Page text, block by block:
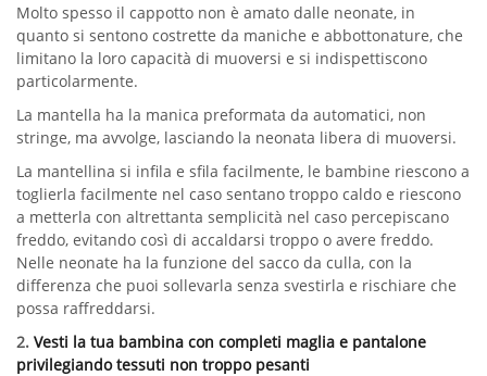
Molto spesso il cappotto non è amato dalle neonate, in
quanto si sentono costrette da maniche e abbottonature, che
limitano la loro capacità di muoversi e si indispettiscono
particolarmente.
La mantella ha la manica preformata da automatici, non
stringe, ma avvolge, lasciando la neonata libera di muoversi.
La mantellina si infila e sfila facilmente, le bambine riescono a
toglierla facilmente nel caso sentano troppo caldo e riescono
a metterla con altrettanta semplicità nel caso percepiscano
freddo, evitando così di accaldarsi troppo o avere freddo.
Nelle neonate ha la funzione del sacco da culla, con la
differenza che puoi sollevarla senza svestirla e rischiare che
possa raffreddarsi.
2. Vesti la tua bambina con completi maglia e pantalone
privilegiando tessuti non troppo pesanti